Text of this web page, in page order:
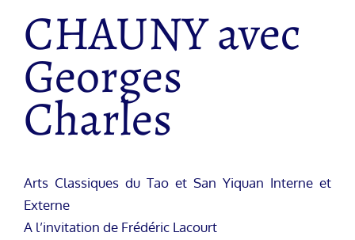
CHAUNY avec
Georges
Charles
Arts Classiques du Tao et San Yiquan Interne et
Externe
A l’invitation de Frédéric Lacourt